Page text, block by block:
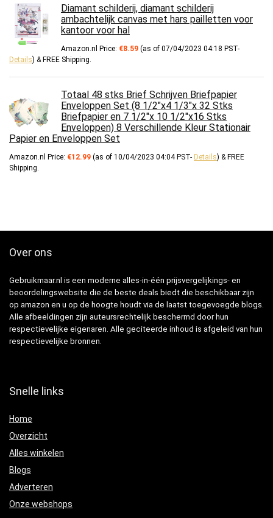
Diamant schilderij, diamant schilderij
ambachtelijk canvas met hars pailletten voor
kantoor voor hal
Amazon.nl Price: €8.59 (as of 07/04/2023 04:18 PST-
Details) & FREE Shipping
Totaal 48 stks Brief Schrijven Briefpapier
Enveloppen Set (8 1/2"x4 1/3"x 32 Stks
Briefpapier en 7 1/2"x 10 1/2"x16 Stks
Enveloppen) 8 Verschillende Kleur Stationair
Papier en Enveloppen Set
Amazon.nl Price: €12.99 (as of 10/04/2023 04:04 PST- Details) & FREE
Shipping
Over ons
Gebruikmaar.nl is een moderne alles-in-één prijsvergelijkings- en
beoordelingswebsite die de beste deals biedt die beschikbaar zijn
op amazon en u op de hoogte houdt via de laatst toegevoegde blogs.
Alle afbeeldingen zijn auteursrechtelijk beschermd door hun
respectievelijke eigenaren. Alle geciteerde inhoud is afgeleid van hun
respectievelijke bronnen.
Snelle links
Home
Overzicht
Alles winkelen
Blogs
Adverteren
Onze webshops